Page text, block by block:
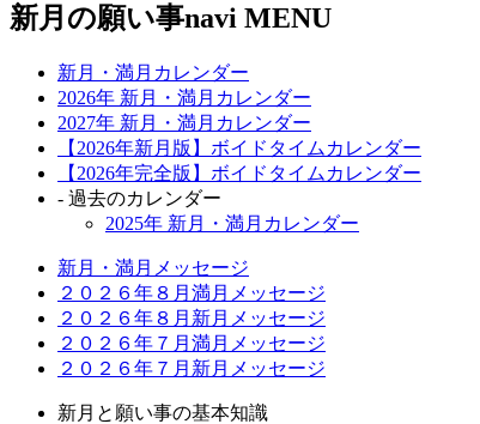
新月の願い事navi MENU
新月・満月カレンダー
2026年 新月・満月カレンダー
2027年 新月・満月カレンダー
【2026年新月版】ボイドタイムカレンダー
【2026年完全版】ボイドタイムカレンダー
- 過去のカレンダー
2025年 新月・満月カレンダー
新月・満月メッセージ
２０２６年８月満月メッセージ
２０２６年８月新月メッセージ
２０２６年７月満月メッセージ
２０２６年７月新月メッセージ
新月と願い事の基本知識